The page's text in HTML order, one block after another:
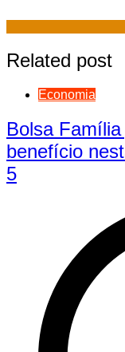
Related post
Economia
Bolsa
benefício
5